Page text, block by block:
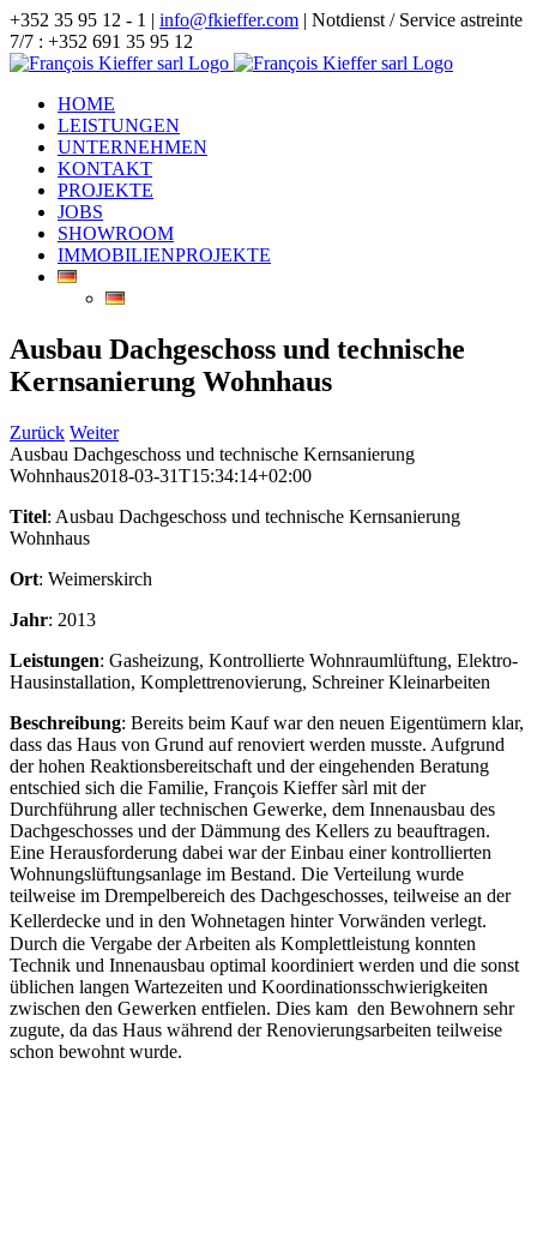
Zum
Inhalt
springen
+352 35 95 12 - 1 | info@fkieffer.com | Notdienst / Service astreinte
7/7 : +352 691 35 95 12
HOME
LEISTUNGEN
UNTERNEHMEN
KONTAKT
PROJEKTE
JOBS
SHOWROOM
IMMOBILIENPROJEKTE
Ausbau Dachgeschoss und technische
Kernsanierung Wohnhaus
Zurück Weiter
Ausbau Dachgeschoss und technische Kernsanierung
Wohnhaus2018-03-31T15:34:14+02:00
Titel: Ausbau Dachgeschoss und technische Kernsanierung
Wohnhaus
Ort: Weimerskirch
Jahr: 2013
Leistungen: Gasheizung, Kontrollierte Wohnraumlüftung, Elektro-
Hausinstallation, Komplettrenovierung, Schreiner Kleinarbeiten
Beschreibung: Bereits beim Kauf war den neuen Eigentümern klar,
dass das Haus von Grund auf renoviert werden musste. Aufgrund
der hohen Reaktionsbereitschaft und der eingehenden Beratung
entschied sich die Familie, François Kieffer sàrl mit der
Durchführung aller technischen Gewerke, dem Innenausbau des
Dachgeschosses und der Dämmung des Kellers zu beauftragen.
Eine Herausforderung dabei war der Einbau einer kontrollierten
Wohnungslüftungsanlage im Bestand. Die Verteilung wurde
teilweise im Drempelbereich des Dachgeschosses, teilweise an der
Kellerdecke und in den Wohnetagen hinter Vorwänden verlegt.
Durch die Vergabe der Arbeiten als Komplettleistung konnten
Technik und Innenausbau optimal koordiniert werden und die sonst
üblichen langen Wartezeiten und Koordinationsschwierigkeiten
zwischen den Gewerken entfielen. Dies kam den Bewohnern sehr
zugute, da das Haus während der Renovierungsarbeiten teilweise
schon bewohnt wurde.